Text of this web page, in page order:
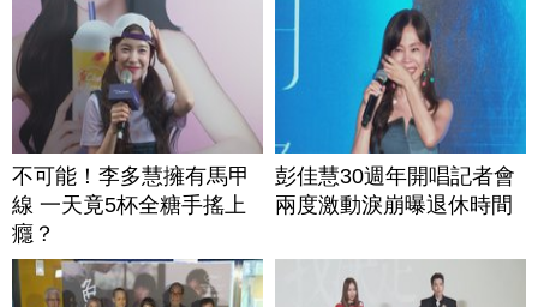
不可能！李多慧擁有馬甲
線 一天竟5杯全糖手搖上
癮？
彭佳慧30週年開唱記者會
兩度激動淚崩曝退休時間